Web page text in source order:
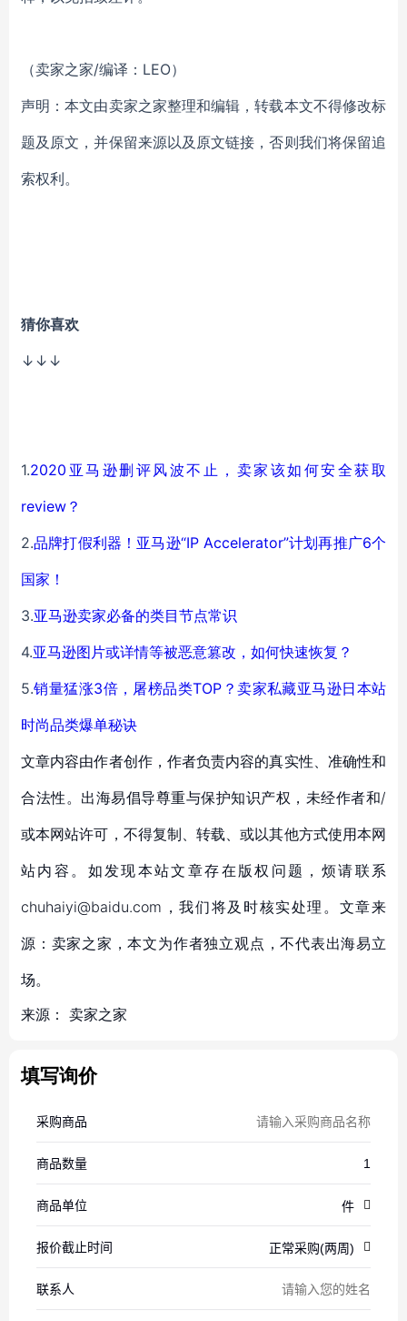
（卖家之家/编译：LEO）
声明：本文由卖家之家整理和编辑，转载本文不得修改标
题及原文，并保留来源以及原文链接，否则我们将保留追
索权利。
猜你喜欢
↓↓↓
1.2020亚马逊删评风波不止，卖家该如何安全获取
review？
2.品牌打假利器！亚马逊“IP Accelerator”计划再推广6个
国家！
3.亚马逊卖家必备的类目节点常识
4.亚马逊图片或详情等被恶意篡改，如何快速恢复？
5.销量猛涨3倍，屠榜品类TOP？卖家私藏亚马逊日本站
时尚品类爆单秘诀
文章内容由作者创作，作者负责内容的真实性、准确性和
合法性。出海易倡导尊重与保护知识产权，未经作者和/
或本网站许可，不得复制、转载、或以其他方式使用本网
站内容。如发现本站文章存在版权问题，烦请联系
chuhaiyi@baidu.com，我们将及时核实处理。文章来
源：卖家之家，本文为作者独立观点，不代表出海易立
场。
来源： 卖家之家
填写询价